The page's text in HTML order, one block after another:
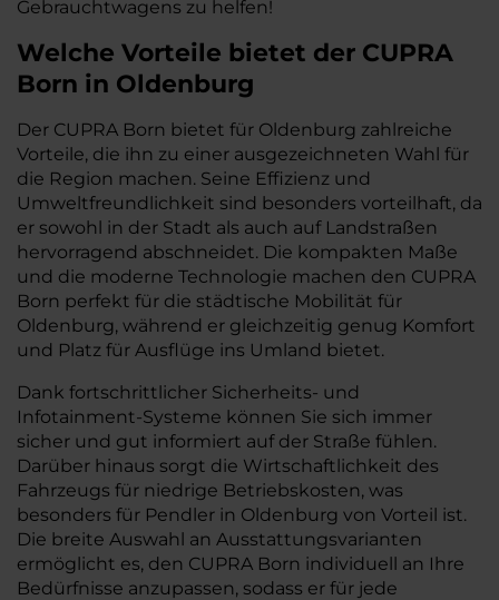
Gebrauchtwagens zu helfen!
Welche Vorteile bietet der CUPRA
Born in Oldenburg
Der CUPRA Born bietet für Oldenburg zahlreiche
Vorteile, die ihn zu einer ausgezeichneten Wahl für
die Region machen. Seine Effizienz und
Umweltfreundlichkeit sind besonders vorteilhaft, da
er sowohl in der Stadt als auch auf Landstraßen
hervorragend abschneidet. Die kompakten Maße
und die moderne Technologie machen den CUPRA
Born perfekt für die städtische Mobilität für
Oldenburg, während er gleichzeitig genug Komfort
und Platz für Ausflüge ins Umland bietet.
Dank fortschrittlicher Sicherheits- und
Infotainment-Systeme können Sie sich immer
sicher und gut informiert auf der Straße fühlen.
Darüber hinaus sorgt die Wirtschaftlichkeit des
Fahrzeugs für niedrige Betriebskosten, was
besonders für Pendler in Oldenburg von Vorteil ist.
Die breite Auswahl an Ausstattungsvarianten
ermöglicht es, den CUPRA Born individuell an Ihre
Bedürfnisse anzupassen, sodass er für jede